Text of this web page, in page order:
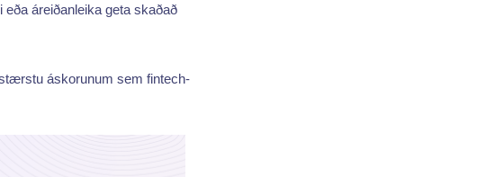
áreiðanleika geta skaðað
áskorunum sem fintech-